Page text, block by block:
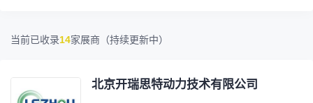
当前已收录14家展商（持续更新中）
北京开瑞思特动力技术有限公司